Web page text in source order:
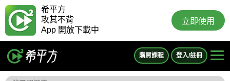
希平方
攻其不背
App 開放下載中
立即使用
購買課程 登入/註冊